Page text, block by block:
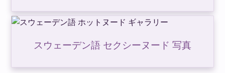
スウェーデン語 セクシーヌード 写真